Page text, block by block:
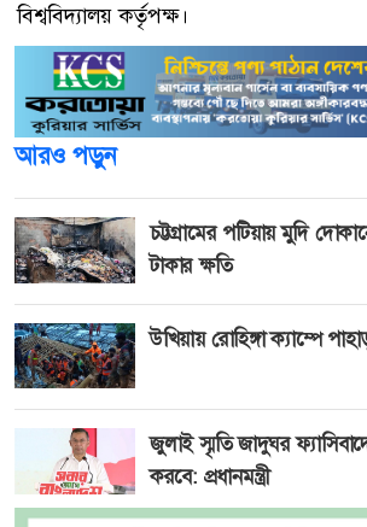
বিশ্ববিদ্যালয় কর্তৃপক্ষ।
আরও পড়ুন
চট্টগ্রামের পটিয়ায় মুদি
টাকার ক্ষতি
উখিয়ায় রোহিঙ্গা ক্যাম্পে
জুলাই স্মৃতি জাদুঘর
করবে: প্রধানমন্ত্রী